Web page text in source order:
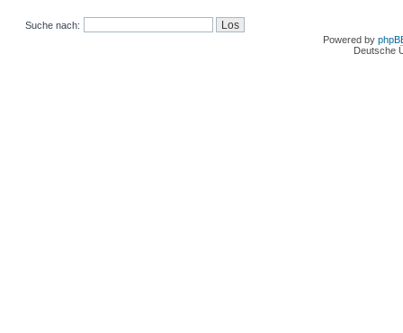
Suche nach:
Powered by
Deutsche